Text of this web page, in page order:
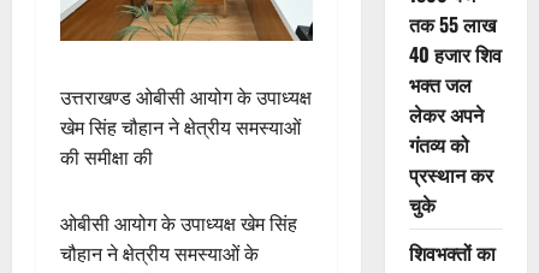
उत्तराखण्ड ओबीसी आयोग के उपाध्यक्ष
खेम सिंह चौहान ने क्षेत्रीय समस्याओं
की समीक्षा की
ओबीसी आयोग के उपाध्यक्ष खेम सिंह
चौहान ने क्षेत्रीय समस्याओं के
तक 55 लाख
40 हजार शिव
भक्त जल
लेकर अपने
गंतव्य को
प्रस्थान कर
चुके
शिवभक्तों का